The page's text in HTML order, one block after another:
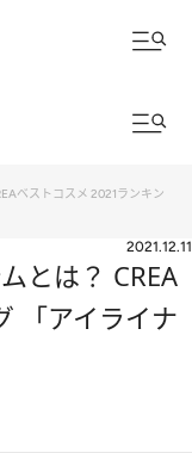
ベストコスメ 2021ランキン
2021.12.11
とは？ CREA
「アイライナ